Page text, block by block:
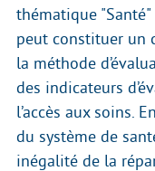
thématique
peut constituer un
la méthode
des indicateurs
l’accès aux soins.
du système de
inégalité de la